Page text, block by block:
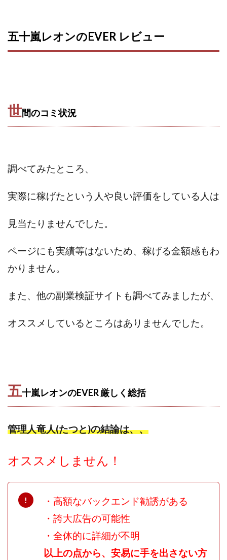
五十嵐レオンのEVER レビュー
世間のコミ状況
調べてみたところ、
実際に稼げたという人や良い評価をしている人は
見当たりませんでした。
ページにも実績等はないため、稼げる金額感もわ
かりません。
また、他の副業検証サイトも調べてみましたが、
オススメしているところはありませんでした。
五十嵐レオンのEVER 厳しく 総括
管理人竜人(たつと)の結論は、、
オススメしません！
・高額なバックエンド勧誘がある
・誇大広告の可能性
・全体的に詳細が不明
以上の点から、安易に手を出さない方